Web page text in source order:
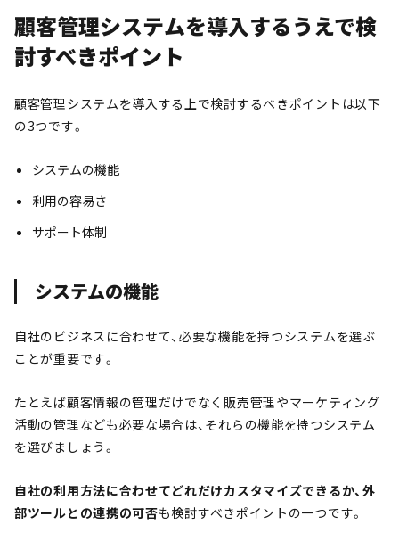
顧客管理システムを導入するうえで検
討すべきポイント
顧客管理システムを導入する上で検討するべきポイントは以下
の3つです。
システムの機能
利用の容易さ
サポート体制
システムの機能
自社のビジネスに合わせて、必要な機能を持つシステムを選ぶ
ことが重要です。
たとえば顧客情報の管理だけでなく販売管理やマーケティング
活動の管理なども必要な場合は、それらの機能を持つシステム
を選びましょう。
自社の利用方法に合わせてどれだけカスタマイズできるか、外
部ツールとの連携の可否も検討すべきポイントの一つです。